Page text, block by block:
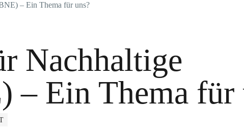
– Ein Thema für uns?
Nachhaltige
Ein Thema für